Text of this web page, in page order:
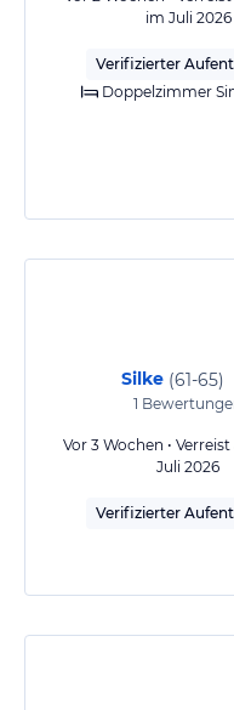
Gewähr und ohneim Juli 2026
Verifizierter
Doppelzimmer
Silke (61-65)
1
Vor 3 Wochen •
Juli 2026
Verifizierter